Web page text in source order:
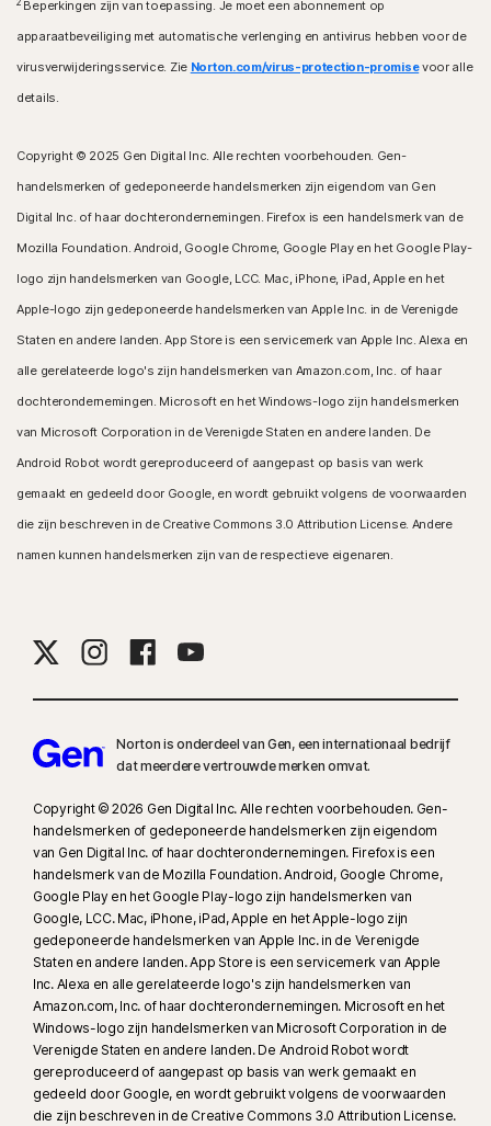
Beperkingen zijn van toepassing. Je moet een abonnement op
apparaatbeveiliging met automatische verlenging en antivirus hebben voor de
virusverwijderingsservice. Zie Norton.com/virus-protection-promisevoor alle
details.
Copyright © 2025 Gen Digital Inc. Alle rechten voorbehouden. Gen-
handelsmerken of gedeponeerde handelsmerken zijn eigendom van Gen
Digital Inc. of haar dochterondernemingen. Firefox is een handelsmerk van de
Mozilla Foundation. Android, Google Chrome, Google Play en het Google Play-
logo zijn handelsmerken van Google, LCC. Mac, iPhone, iPad, Apple en het
Apple-logo zijn gedeponeerde handelsmerken van Apple Inc. in de Verenigde
Staten en andere landen. App Store is een servicemerk van Apple Inc. Alexa en
alle gerelateerde logo's zijn handelsmerken van Amazon.com, Inc. of haar
dochterondernemingen. Microsoft en het Windows-logo zijn handelsmerken
van Microsoft Corporation in de Verenigde Staten en andere landen. De
Android Robot wordt gereproduceerd of aangepast op basis van werk
gemaakt en gedeeld door Google, en wordt gebruikt volgens de voorwaarden
die zijn beschreven in de Creative Commons 3.0 Attribution License. Andere
namen kunnen handelsmerken zijn van de respectieve eigenaren.
Norton is onderdeel van Gen, een internationaal bedrijf
dat meerdere vertrouwde merken omvat.
Copyright © 2026 Gen Digital Inc. Alle rechten voorbehouden. Gen-
handelsmerken of gedeponeerde handelsmerken zijn eigendom
van Gen Digital Inc. of haar dochterondernemingen. Firefox is een
handelsmerk van de Mozilla Foundation. Android, Google Chrome,
Google Play en het Google Play-logo zijn handelsmerken van
Google, LCC. Mac, iPhone, iPad, Apple en het Apple-logo zijn
gedeponeerde handelsmerken van Apple Inc. in de Verenigde
Staten en andere landen. App Store is een servicemerk van Apple
Inc. Alexa en alle gerelateerde logo's zijn handelsmerken van
Amazon.com, Inc. of haar dochterondernemingen. Microsoft en het
Windows-logo zijn handelsmerken van Microsoft Corporation in de
Verenigde Staten en andere landen. De Android Robot wordt
gereproduceerd of aangepast op basis van werk gemaakt en
gedeeld door Google, en wordt gebruikt volgens de voorwaarden
die zijn beschreven in de Creative Commons 3.0 Attribution License.